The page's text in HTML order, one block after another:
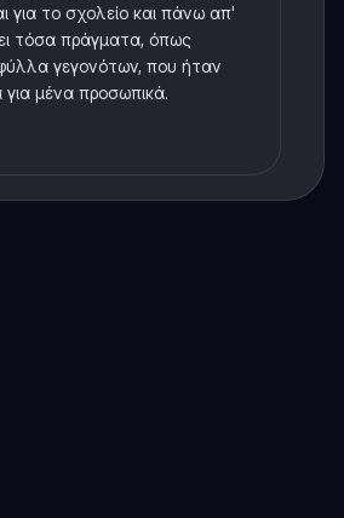
για το σχολείο και πάνω απ'
τόσα πράγματα, όπως
γεγονότων, που ήταν
μένα προσωπικά.